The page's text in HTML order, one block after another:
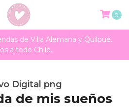
de Villa Alemana y Quilpué.
a todo Chile.
0
Digital png
de mis sueños